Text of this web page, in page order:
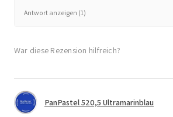
Antwort anzeigen (1)
War diese Rezension hilfreich?
PanPastel 520,5 Ultramarinblau